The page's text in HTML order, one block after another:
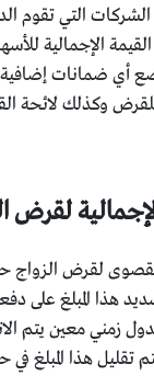
التي تقوم
أي ضمانات
للقرض وكذلك لائحة
لقرض
هذا المبلغ على
زمني معين يتم
هذا المبلغ